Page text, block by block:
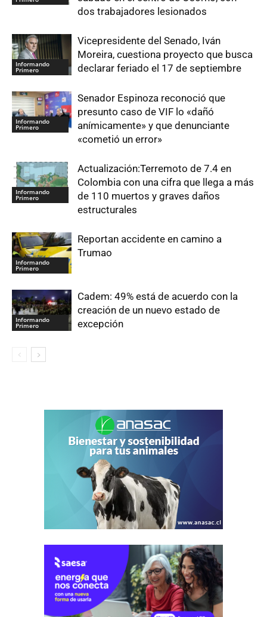
dos trabajadores lesionados
Informando
Primero
Vicepresidente del Senado, Iván
Moreira, cuestiona proyecto que busca
declarar feriado el 17 de septiembre
Informando
Primero
Senador Espinoza reconoció que
presunto caso de VIF lo «dañó
anímicamente» y que denunciante
«cometió un error»
Informando
Primero
Actualización:Terremoto de 7.4 en
Colombia con una cifra que llega a más
de 110 muertos y graves daños
estructurales
Informando
Primero
Reportan accidente en camino a
Trumao
Informando
Primero
Cadem: 49% está de acuerdo con la
creación de un nuevo estado de
excepción